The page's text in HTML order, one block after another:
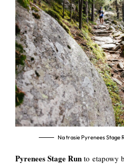
Na trasie Pyrenees Stage
Pyrenees Stage Run to etapowy